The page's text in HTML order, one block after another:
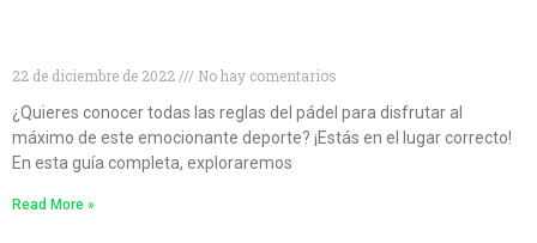
22 de diciembre de 2022
No hay comentarios
¿Quieres conocer todas las reglas del pádel para disfrutar al
máximo de este emocionante deporte? ¡Estás en el lugar correcto!
En esta guía completa, exploraremos
Read More »